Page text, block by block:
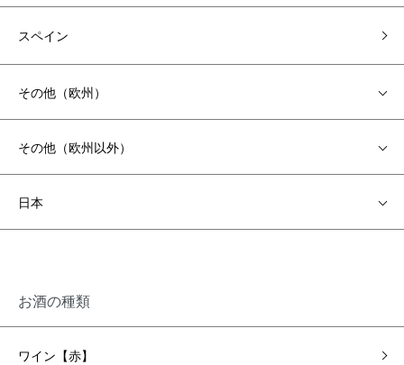
スペイン
その他（欧州）
その他（欧州以外）
日本
お酒の種類
ワイン【赤】